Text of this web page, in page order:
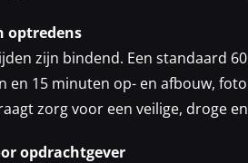
optredens
zijn bindend. Een standaard
en 15 minuten op- en afbouw,
zorg voor een veilige, droge
opdrachtgever